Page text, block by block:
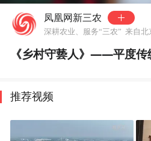
凤凰网新三农
深耕农业、服务“三农” 来自北
《乡村守兿人》——平度传
推荐视频